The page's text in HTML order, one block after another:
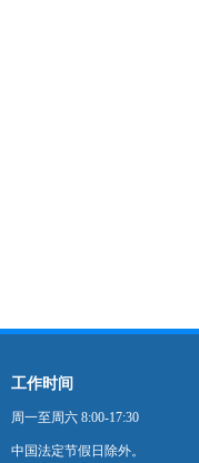
工作时间
周一至周六 8:00-17:30
中国法定节假日除外。